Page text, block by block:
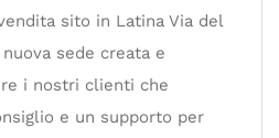
sito in Latina Via del
sede creata e
i nostri clienti che
e un supporto per